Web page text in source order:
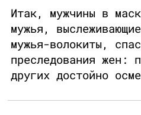
Итак, мужчины в
мужья,
мужья-волокиты,
преследования жен:
других достойно